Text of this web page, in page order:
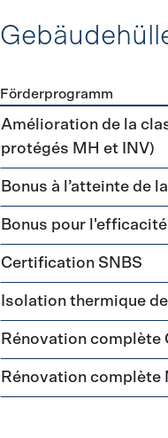
Förderprogramme
Förderprogramm
Amélioration de la
protégés MH et INV)
Bonus à l’atteinte de
Bonus pour
Certification SNBS
Isolation thermique
Rénovation complète
Rénovation complète